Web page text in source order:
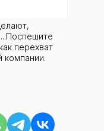
перехват
компании.